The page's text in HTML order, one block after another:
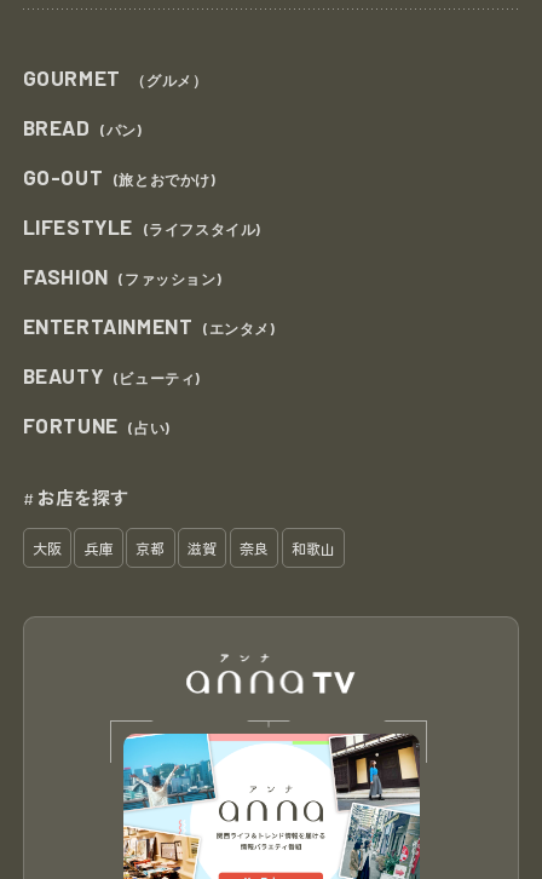
GOURMET （グルメ）
BREAD (パン)
GO-OUT (旅とおでかけ)
LIFESTYLE (ライフスタイル)
FASHION (ファッション)
ENTERTAINMENT (エンタメ)
BEAUTY (ビューティ)
FORTUNE (占い)
# お店を探す
大阪 兵庫 京都 滋賀 奈良 和歌山